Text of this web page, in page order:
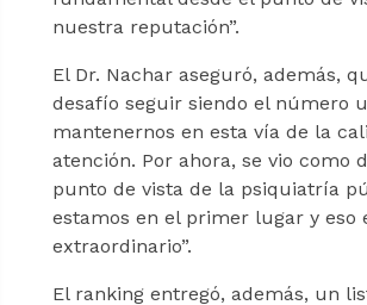
nuestra reputación”.
El Dr. Nachar aseguró, además,
desafío seguir siendo el número
mantenernos en esta vía de la
atención. Por ahora, se vio como
punto de vista de la psiquiatría
estamos en el primer lugar y eso
extraordinario”.
El ranking entregó, además, un